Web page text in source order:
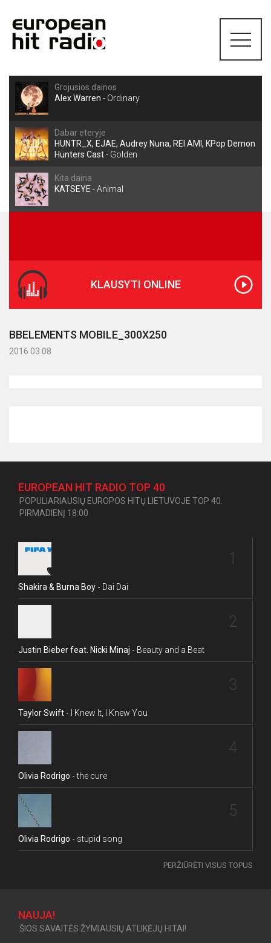
Grojusios dainos
Alex Warren - Ordinary
Dabar eteryje
HUNTR_X, EJAE, Audrey Nuna, REI AMI, KPop Demon
Hunters Cast- Golden
Kita daina
KATSEYE -Animal
KLAUSYTI ONLINE
BBELEMENTS MOBILE_300X250
2016 03 08
EUROPEAN HIT RADIO TOP 40
POPULIARIAUSIŲ EUROPOS HITŲ LIETUVOJE TOP 40.
PIRMADIENĮ 18:00
1
Shakira & Burna Boy - Dai Dai
2
Justin Bieber feat. Nicki Minaj - Beauty and a Beat
3
Taylor Swift - I Knew It, I Knew You
4
Olivia Rodrigo -the cure
5
Olivia Rodrigo - stupid song
PERŽIŪRĖTI VISUS TOPUS
NAUJA!
ŠIOS SAVAITĖS ŽYMIAUSIŲ ATLIKĖJŲ HITAI!